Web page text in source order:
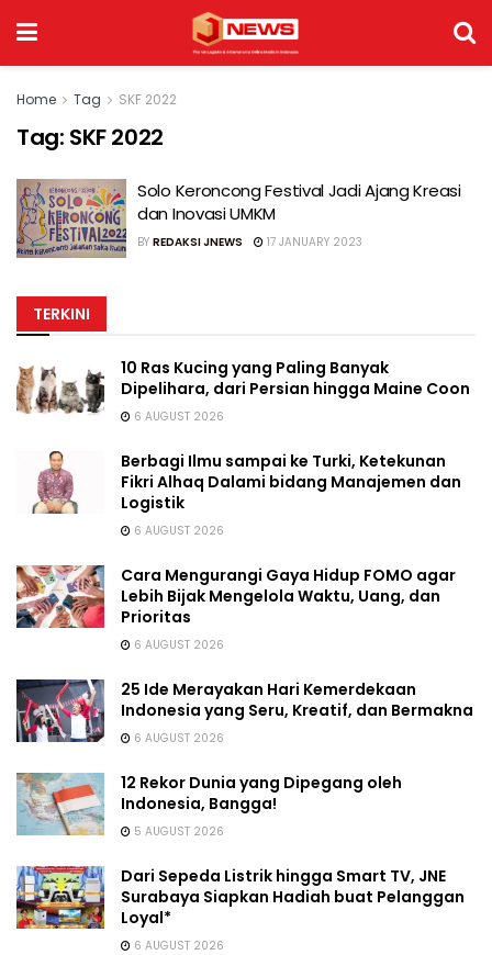
Home Tag SKF 2022
Tag: SKF 2022
Solo Keroncong Festival Jadi Ajang Kreasi
dan Inovasi UMKM
BY REDAKSI JNEWS 17 JANUARY 2023
TERKINI
10 Ras Kucing yang Paling Banyak
Dipelihara, dari Persian hingga Maine Coon
6 AUGUST 2026
Berbagi Ilmu sampai ke Turki, Ketekunan
Fikri Alhaq Dalami bidang Manajemen dan
Logistik
6 AUGUST 2026
Cara Mengurangi Gaya Hidup FOMO agar
Lebih Bijak Mengelola Waktu, Uang, dan
Prioritas
6 AUGUST 2026
25 Ide Merayakan Hari Kemerdekaan
Indonesia yang Seru, Kreatif, dan Bermakna
6 AUGUST 2026
12 Rekor Dunia yang Dipegang oleh
Indonesia, Bangga!
5 AUGUST 2026
Dari Sepeda Listrik hingga Smart TV, JNE
Surabaya Siapkan Hadiah buat Pelanggan
Loyal*
6 AUGUST 2026